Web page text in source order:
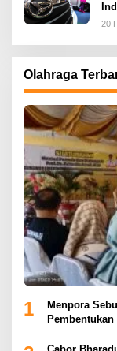
20
Olahraga
1
Menpora
Pembentukan